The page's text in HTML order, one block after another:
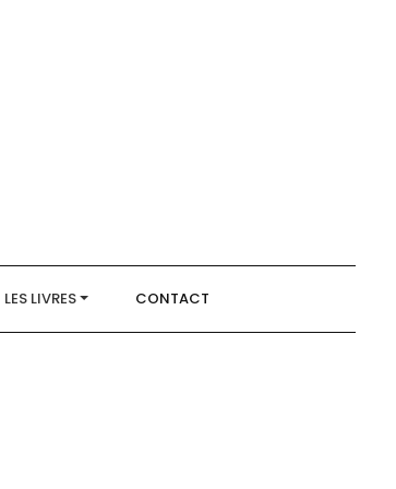
LES LIVRES CONTACT